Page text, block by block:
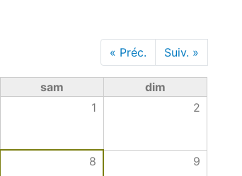
« Préc. Suiv. »
sam
dim
1 2
8 9